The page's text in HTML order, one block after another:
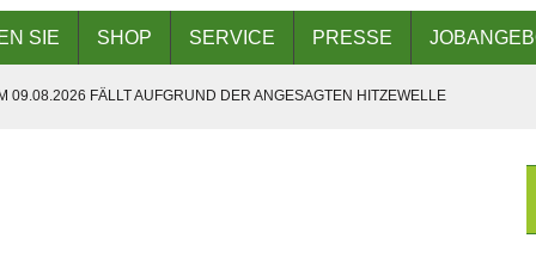
SIE SHOP SERVICE PRESSE
09.08.2026 FÄLLT AUFGRUND DER ANGESAGTEN HITZEWELLE
AM 06.09.2026
TIERHERBERGE EGELSBACH